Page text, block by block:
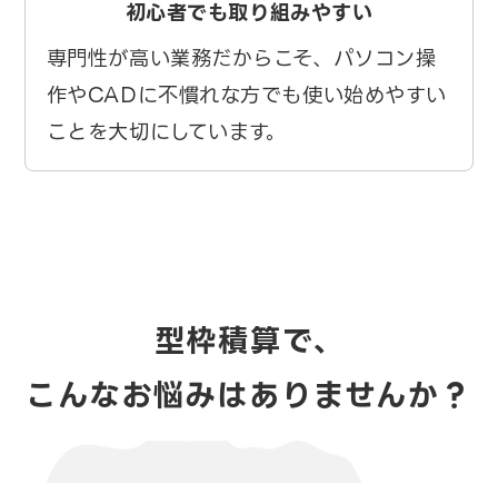
初心者でも取り組みやすい
専門性が高い業務だからこそ、パソコン操
作やCADに不慣れな方でも使い始めやすい
ことを大切にしています。
型枠積算で、
こんなお悩みはありませんか？